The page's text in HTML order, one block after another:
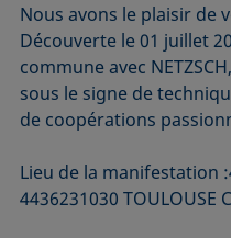
Nous avons le plaisir de
Découverte le 01 juillet
commune avec
sous le signe de
de coopérations
Lieu de la manifestation
4436231030 TOULOUSE